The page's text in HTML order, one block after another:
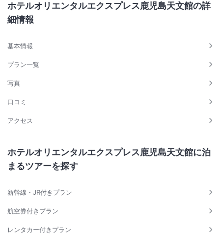
ホテルオリエンタルエクスプレス鹿児島天文館の詳
細情報
基本情報
プラン一覧
写真
口コミ
アクセス
ホテルオリエンタルエクスプレス鹿児島天文館に泊
まるツアーを探す
新幹線・JR付きプラン
航空券付きプラン
レンタカー付きプラン